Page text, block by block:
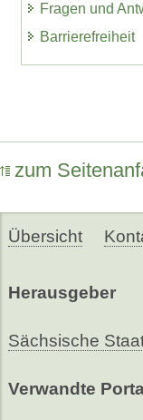
Fragen und
Barrierefreiheit
zum
Übersicht
Herausgeber
Sächsische
Verwandte